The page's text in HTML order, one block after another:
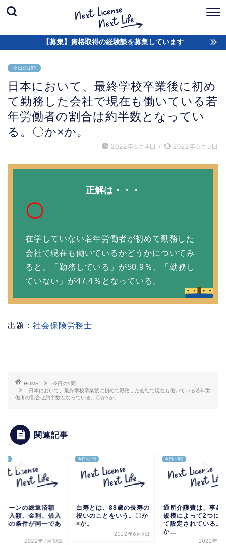
【募集】資格取得の経験談を募集しています
今日の1問
日本において、最終学校卒業後に初め
て勤務した会社で現在も働いている若
年労働者の割合は約半数となってい
る。〇か×か。
2022年6月4日 / 2022年6月5日
正解は・・・
〇
在学していない若年労働者が初めて勤務した
会社で現在も働いているかどうかについてみ
ると、「勤務している」が50.9％
、「勤務し
ていない」が47.4％となっている。
出題：社会保険労務士
HOME
今日の1問
日本において、最終学校卒業後に初めて勤務した会社で現在も働いている若年労
働者の割合は約半数となっている。〇か×か。
関連記事
1問
ローンの総返済額
借入額、金利、借入
等の条件が同一であ
2022年7月10日
今日の1問
白寿とは、88歳の長寿の
祝いのことをいう。〇か
×か。
2022年6月9日
今日の1問
通所介護費は、事業
規模によって2つに
て設定されている。
か...
2022年3